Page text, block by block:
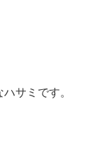
サミです。